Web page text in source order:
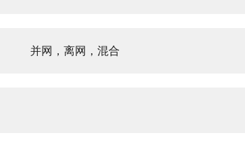
并网，离网，混合